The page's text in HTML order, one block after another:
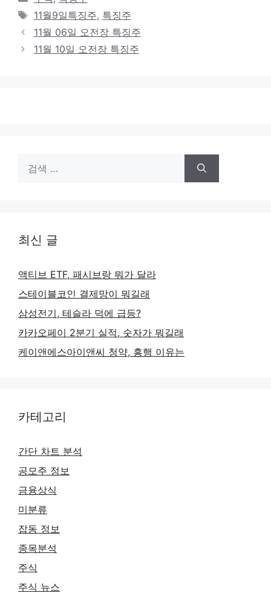
테
리
태
그
11월9일특징주, 특징주
11월 06일 오전장 특징주
11월 10일 오전장 특징주
최신 글
액티브 ETF, 패시브랑 뭐가 달라
스테이블코인 결제망이 뭐길래
삼성전기, 테슬라 덕에 급등?
카카오페이 2분기 실적, 숫자가 뭐길래
케이앤에스아이앤씨 청약, 흥행 이유는
카테고리
간단 차트 분석
공모주 정보
금융상식
미분류
잡동 정보
종목분석
주식
주식 뉴스